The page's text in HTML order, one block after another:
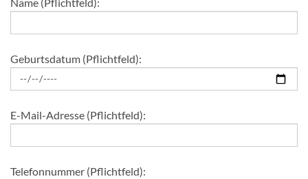
Geburtsdatum (Pflichtfeld):
E-Mail-Adresse (Pflichtfeld):
Telefonnummer (Pflichtfeld):